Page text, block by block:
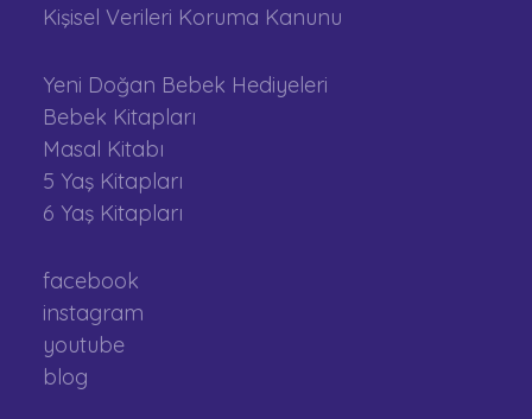
Kişisel Verileri Koruma Kanunu
Yeni Doğan Bebek Hediyeleri
Bebek Kitapları
Masal Kitabı
5 Yaş Kitapları
6 Yaş Kitapları
facebook
instagram
youtube
blog